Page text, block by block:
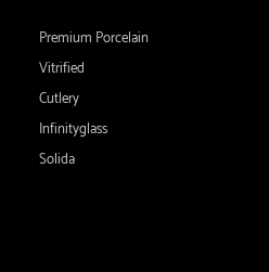
Premium Porcelain
Vitrified
Cutlery
Infinityglass
Solida